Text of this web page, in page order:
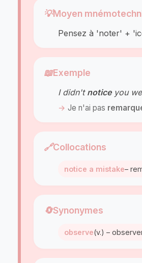
💡Moyen
Pensez à 'noter' +
📖Exemple
I didn't noticeyou
Je n'ai pas
🔗Collocations
notice a mistake–
🔄Synonymes
observe(v.) –